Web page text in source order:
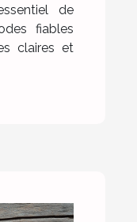
de
fiables
claires et